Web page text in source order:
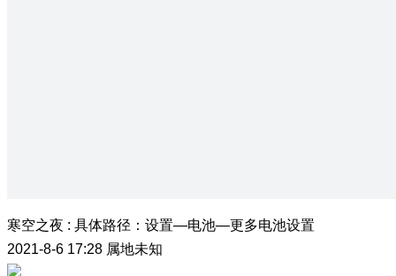
寒空之夜 : 具体路径：设置—电池—更多电池设置
2021-8-6 17:28 属地未知